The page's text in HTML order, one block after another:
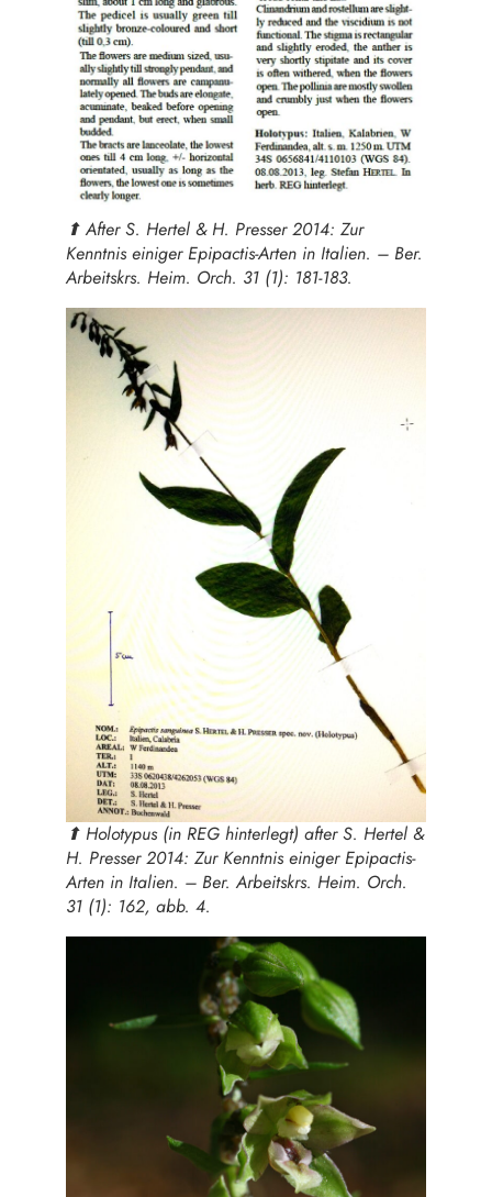
⬆︎ After S. Hertel & H. Presser 2014: Zur
Kenntnis einiger Epipactis-Arten in Italien. – Ber.
Arbeitskrs. Heim. Orch. 31 (1): 181-183.
⬆︎ Holotypus (in REG hinterlegt) after S. Hertel &
H. Presser 2014: Zur Kenntnis einiger Epipactis-
Arten in Italien. – Ber. Arbeitskrs. Heim. Orch.
31 (1): 162, abb. 4.